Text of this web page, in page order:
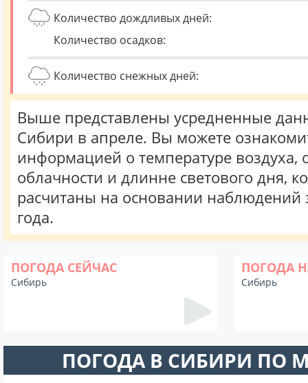
Количество дождливых дней:
Количество осадков:
Количество снежных дней:
Выше представлены усредненные
Сибири в апреле. Вы можете
информацией о температуре воздуха,
облачности и длинне светового дня,
расчитаны на основании наблюдений
года.
ПОГОДА СЕЙЧАС
Сибирь
ПОГОДА
Сибирь
ПОГОДА В СИБИРИ ПО